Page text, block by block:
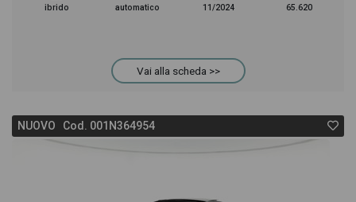
ibrido automatico 11/2024 65.620
Vai alla scheda >>
NUOVO Cod. 001N364954